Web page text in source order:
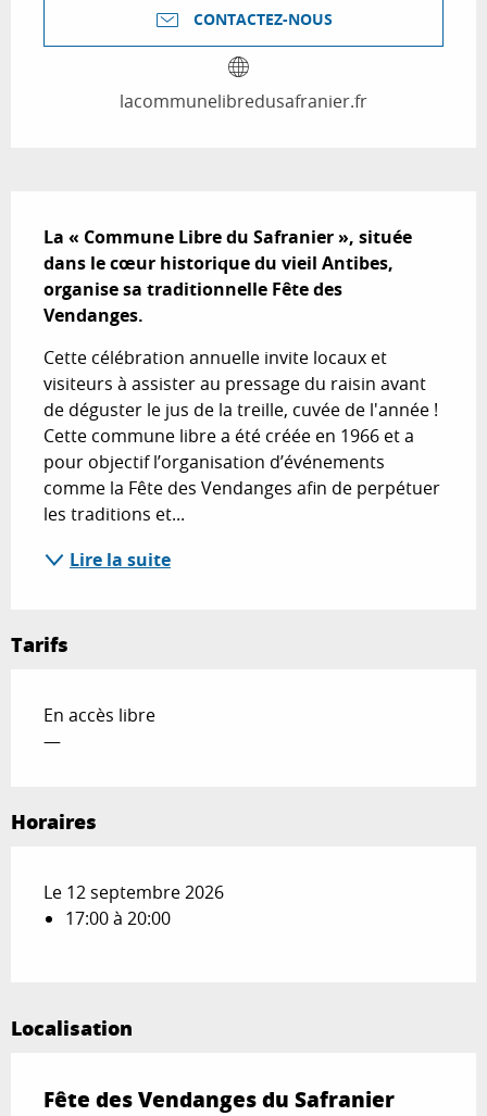
CONTACTEZ-NOUS
lacommunelibredusafranier.fr
La « Commune Libre du Safranier », située
dans le cœur historique du vieil Antibes,
organise sa traditionnelle Fête des
Vendanges.
Cette célébration annuelle invite locaux et
visiteurs à assister au pressage du raisin avant
de déguster le jus de la treille, cuvée de l'année !
Cette commune libre a été créée en 1966 et a
pour objectif l’organisation d’événements
comme la Fête des Vendanges afin de perpétuer
les traditions et...
Lire la suite
Tarifs
En accès libre
—
Horaires
Le 12 septembre 2026
17:00 à 20:00
Localisation
Fête des Vendanges du Safranier